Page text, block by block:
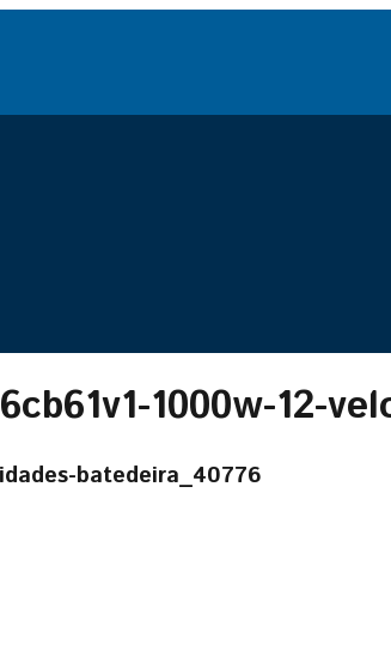
1000w-12-
batedeira_40776